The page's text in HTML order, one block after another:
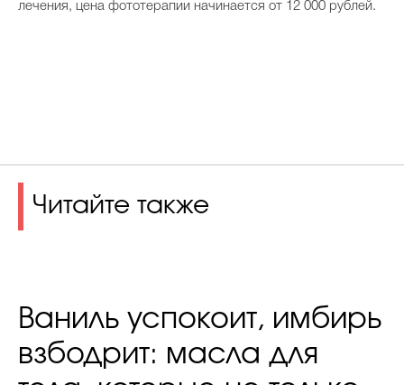
лечения, цена фототерапии начинается от 12 000 рублей.
Читайте также
Ваниль успокоит, имбирь
взбодрит: масла для